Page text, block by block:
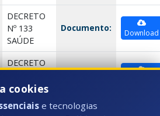
DECRETO
Nº 133
SAÚDE
Documento: Download
DECRETO
SOCIAL
DECRETO
cookies
e tecnologias